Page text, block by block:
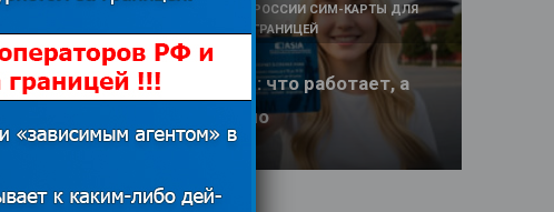
Интернет в Китае: что работает, а
что заблокировано
КАК И У КОГО КУПИТЬ В РОССИИ СИМ-КАРТЫ ДЛЯ
ИНТЕРНЕТА И СВЯЗИ ЗА ГРАНИЦЕЙ
17.06.2026